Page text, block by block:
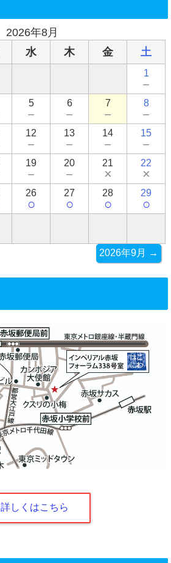
2026年8月
水 木 金 土
1
－
5
－
6
－
7
－
8
－
12
－
13
－
14
－
15
－
19
－
20
－
21
×
22
×
26
○
27
○
28
○
29
○
2026年9月 →
詳しくはこちら